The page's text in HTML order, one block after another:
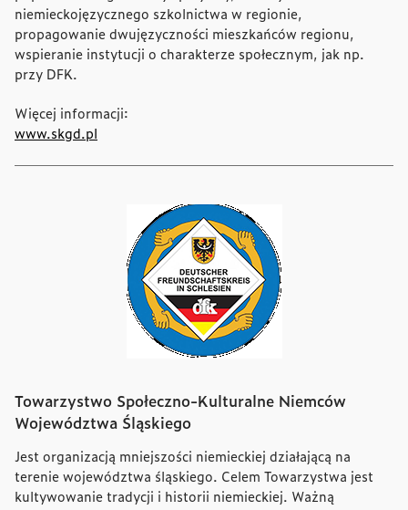
niemieckojęzycznego szkolnictwa w regionie,
propagowanie dwujęzyczności mieszkańców regionu,
wspieranie instytucji o charakterze społecznym, jak np.
przy DFK.
Więcej informacji:
www.skgd.pl
Towarzystwo Społeczno-Kulturalne Niemców
Województwa Śląskiego
Jest organizacją mniejszości niemieckiej działającą na
terenie województwa śląskiego. Celem Towarzystwa jest
kultywowanie tradycji i historii niemieckiej. Ważną